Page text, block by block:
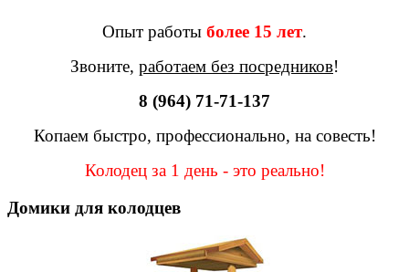
Опыт работы более 15 лет.
Звоните, работаем без посредников!
8 (964) 71-71-137
Копаем быстро, профессионально, на совесть!
Колодец за 1 день - это реально!
Домики для колодцев